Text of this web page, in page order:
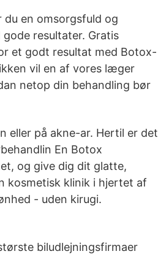
du en omsorgsfuld og
resultater. Gratis
et godt resultat med Botox-
vil en af vores læger
netop din behandling bør
eller på akne-ar. Hertil er det
En Botox
og give dig dit glatte,
kosmetisk klinik i hjertet af
- uden kirugi.
biludlejningsfirmaer